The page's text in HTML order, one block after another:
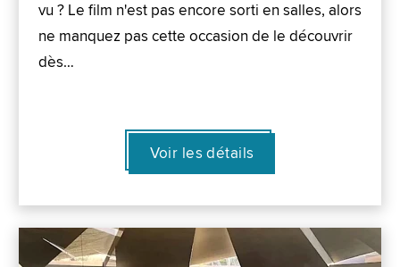
vu ? Le film n'est pas encore sorti en salles, alors
ne manquez pas cette occasion de le découvrir
dès…
Voir les détails